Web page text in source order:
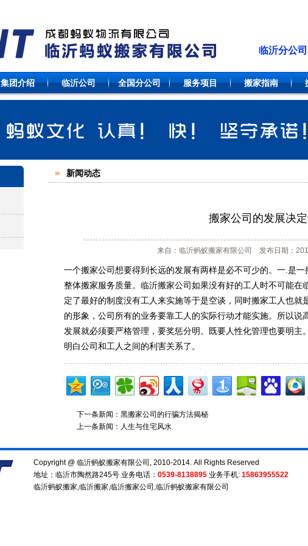
临沂分公司
集团介绍 临沂公司 全国分公司 服务项目 搬家指南
新闻动态
搬家公司的发展决
来自：临沂蚂蚁搬家有限公司 发布日期：
一个搬家公司想要得到长远的发展有两样是必不可少的。一.是
整体搬家服务质量。临沂搬家公司如果没有好的工人时不可能在
定了最好的制度没有工人来实施等于是空谈，同时搬家工人也就
的形象，公司所有的业务要靠工人的实际行动才能实施。所以
发展就必须要严格管理，要奖惩分明。既要人性化管理也要明主
明白公司和工人之间的利害关系了。
下一条新闻： 黑搬家公司的行骗方法揭秘
上一条新闻： 人生与住宅风水
Copyright @ 临沂蚂蚁搬家有限公司, 2010-2014. All Rights Reserved
地址：临沂市陶然路245号 业务电话： 0539-8138895 业务手机: 15863955522
临沂蚂蚁搬家,临沂搬家,临沂搬家公司 ,临沂蚂蚁搬家有限公司